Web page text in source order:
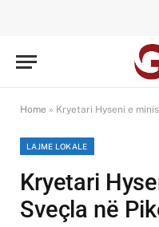
Home » Kryetari Hyseni e ministri Sveçla në
LAJME LOKALE
Kryetari
Sveçla në